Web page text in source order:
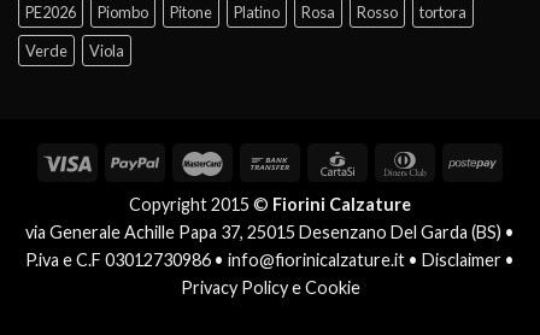
PE2026
Piombo Pitone Platino Rosa Rosso
tortora
Verde
Viola
Copyright 2015 © Fiorini Calzature
via Generale Achille Papa 37, 25015 Desenzano Del Garda (BS) •
P.iva e C.F 03012730986 • info@fiorinicalzature.it • Disclaimer •
Privacy Policy e Cookie